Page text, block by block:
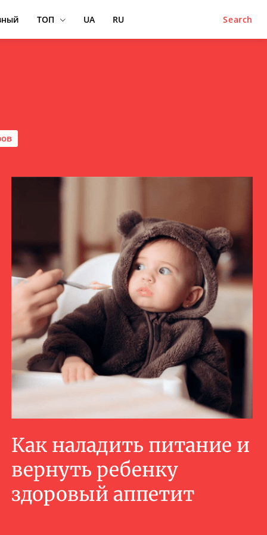
ТОП UA RU Search
Как наладить питание и
вернуть ребенку
здоровый аппетит